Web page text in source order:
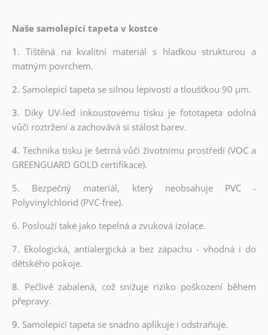
Naše samolepící tapeta v kostce
1. Tištěná na kvalitní materiál s hladkou strukturou a
matným povrchem.
2. Samolepící tapeta se silnou lepivostí a tloušťkou 90 µm.
3. Díky UV-led inkoustovému tisku je fototapeta odolná
vůči roztržení a zachovává si stálost barev.
4. Technika tisku je šetrná vůči životnímu prostředí (VOC a
GREENGUARD GOLD certifikace).
5. Bezpečný materiál, který neobsahuje PVC -
Polyvinylchlorid (PVC-free).
6. Poslouží také jako tepelná a zvuková izolace.
7. Ekologická, antialergická a bez zápachu - vhodná i do
dětského pokoje.
8. Pečlivě zabalená, což snižuje riziko poškození během
přepravy.
9. Samolepící tapeta se snadno aplikuje i odstraňuje.